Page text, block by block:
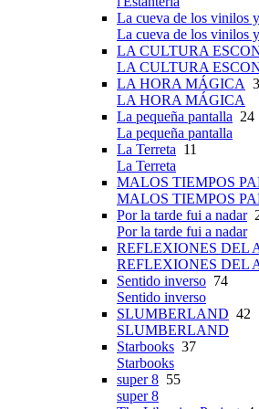
La cueva de los vinilos
La cueva de los vinilos
LA CULTURA
LA CULTURA
LA HORA MÁGICA
LA HORA MÁGICA
La pequeña pantalla 24
La pequeña pantalla
La Terreta 11
La Terreta
MALOS TIEMPOS
MALOS TIEMPOS
Por la tarde fui a nadar
Por la tarde fui a nadar
REFLEXIONES DEL
REFLEXIONES DEL
Sentido inverso 74
Sentido inverso
SLUMBERLAND 42
SLUMBERLAND
Starbooks 37
Starbooks
super 8 55
super 8